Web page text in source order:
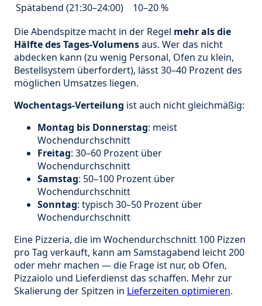
Spätabend (21:30–24:00)
10–20 %
Die Abendspitze macht in der Regel mehr als die
Hälfte des Tages-Volumensaus. Wer das nicht
abdecken kann (zu wenig Personal, Ofen zu klein,
Bestellsystem überfordert), lässt 30–40 Prozent des
möglichen Umsatzes liegen.
Wochentags-Verteilung ist auch nicht gleichmäßig:
Montag bis Donnerstag: meist
Wochendurchschnitt
Freitag: 30–60 Prozent über
Wochendurchschnitt
Samstag: 50–100 Prozent über
Wochendurchschnitt
Sonntag: typisch 30–50 Prozent über
Wochendurchschnitt
Eine Pizzeria, die im Wochendurchschnitt 100 Pizzen
pro Tag verkauft, kann am Samstagabend leicht 200
oder mehr machen — die Frage ist nur, ob Ofen,
Pizzaiolo und Lieferdienst das schaffen. Mehr zur
Skalierung der Spitzen in Lieferzeiten optimieren.